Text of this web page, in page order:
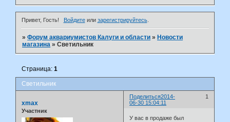
Привет, Гость! Войдитеили зарегистрируйтесь.
»Форум аквариумистов Калуги и области » Новости
магазина »Светильник
Светильник
Страница:1
Поделиться 1
2014-
06-30 15:04:11
xmax
Участник
У вас в продаже был